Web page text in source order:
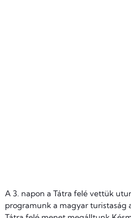
A 3. napon a Tátra felé vettük
programunk a magyar turistaság